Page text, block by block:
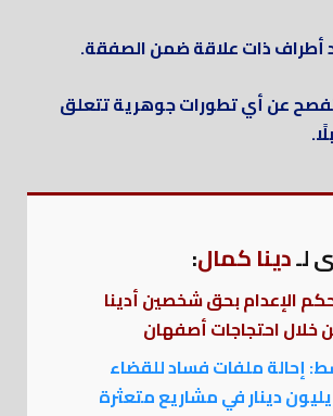
ذات علاقة ضمن الصفقة.
عن أي تطورات جوهرية تتعلق
لـدينا كمال:
الإعدام بحق شخصين أدينا
خلال احتجاجات أصفهان
إحالة ملفات فساد للقضاء
دينار في مشاريع متعثرة